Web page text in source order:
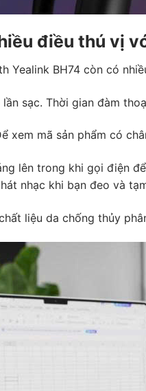
điều thú vị
Yealink BH74 còn có
sạc. Thời gian đàm
xem mã sản phẩm có
lên trong khi gọi điện
nhạc khi bạn đeo và
liệu da chống thủy